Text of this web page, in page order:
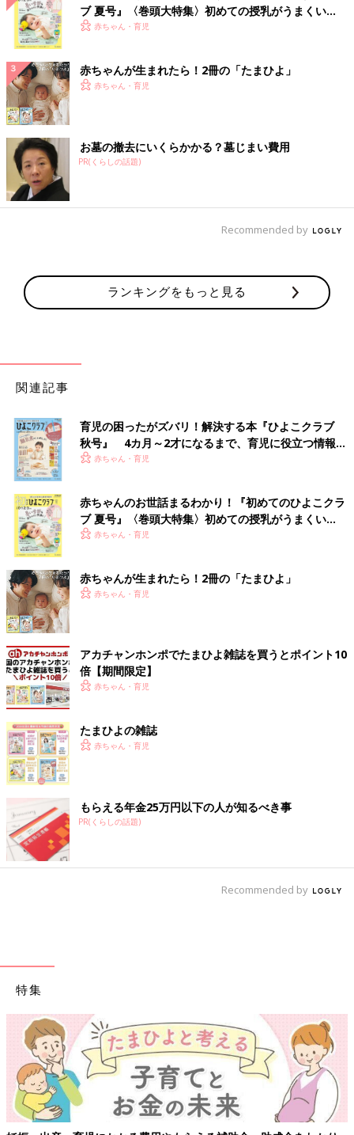
ブ 夏号』〈巻頭大特集〉初めての授乳がうまくい
く！ おっぱい・ミルクの基本と夏のトラブル 解決テ
赤ちゃん・育児
赤ちゃんが生まれたら！2冊の「たまひよ」
赤ちゃん・育児
お墓の撤去にいくらかかる？墓じまい費用
PR(くらしの話題)
Recommended by
ランキングをもっと見る
関連記事
育児の困ったがズバリ！解決する本『ひよこクラブ
秋号』 4カ月～2才になるまで、育児に役立つ情報が
いっぱい！
赤ちゃん・育児
赤ちゃんのお世話まるわかり！『初めてのひよこクラ
ブ 夏号』〈巻頭大特集〉初めての授乳がうまくい
く！ おっぱい・ミルクの基本と夏のトラブル 解決テ
赤ちゃん・育児
赤ちゃんが生まれたら！2冊の「たまひよ」
赤ちゃん・育児
アカチャンホンポでたまひよ雑誌を買うとポイント10
倍【期間限定】
赤ちゃん・育児
たまひよの雑誌
赤ちゃん・育児
もらえる年金25万円以下の人が知るべき事
PR(くらしの話題)
Recommended by
特集